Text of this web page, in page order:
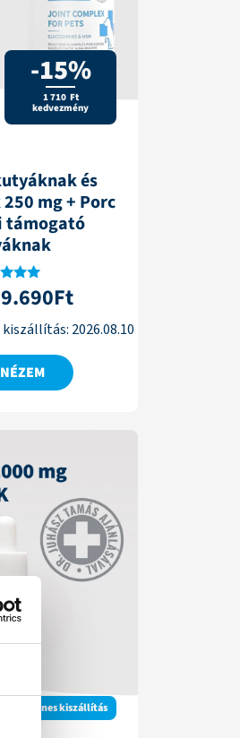
-15%
1 710 Ft
kedvezmény
és
mg + Porc
támogató
9.690Ft
2026.08.10
Ingyenes kiszállítás